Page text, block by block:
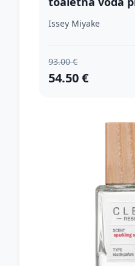
Issey Miyake
93.00 €
54.50 €